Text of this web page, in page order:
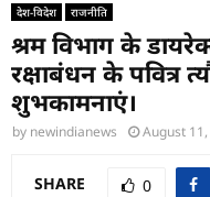
देश-विदेश राजनीति
श्रम विभाग के
रक्षाबंधन के पवित्र
शुभकामनाएं।
by newindianews August
SHARE 0